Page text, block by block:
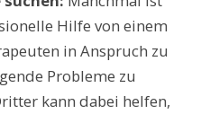
Hilfe von einem
in Anspruch zu
Probleme zu
kann dabei helfen,